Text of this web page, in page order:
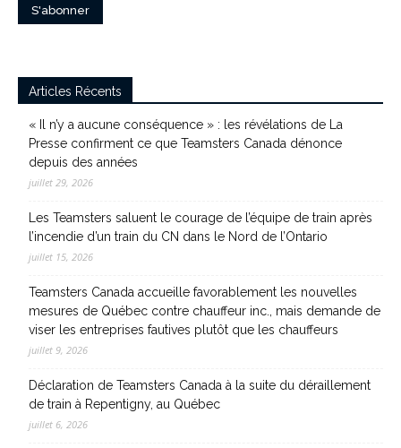
Articles Récents
« Il n’y a aucune conséquence » : les révélations de La
Presse confirment ce que Teamsters Canada dénonce
depuis des années
juillet 29, 2026
Les Teamsters saluent le courage de l’équipe de train après
l’incendie d’un train du CN dans le Nord de l’Ontario
juillet 15, 2026
Teamsters Canada accueille favorablement les nouvelles
mesures de Québec contre chauffeur inc., mais demande de
viser les entreprises fautives plutôt que les chauffeurs
juillet 9, 2026
Déclaration de Teamsters Canada à la suite du déraillement
de train à Repentigny, au Québec
juillet 6, 2026